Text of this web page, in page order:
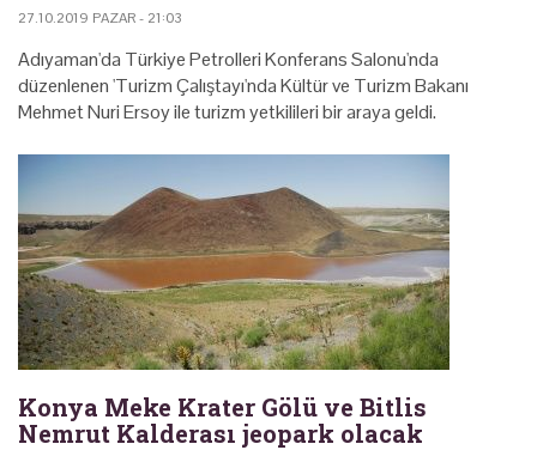
27.10.2019 PAZAR - 21:03
Adıyaman'da Türkiye Petrolleri Konferans Salonu'nda
düzenlenen 'Turizm Çalıştayı'nda Kültür ve Turizm Bakanı
Mehmet Nuri Ersoy ile turizm yetkilileri bir araya geldi.
Konya Meke Krater Gölü ve Bitlis
Nemrut Kalderası jeopark olacak